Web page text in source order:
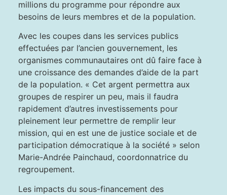
millions du programme pour répondre aux
besoins de leurs membres et de la population.
Avec les coupes dans les services publics
effectuées par l’ancien gouvernement, les
organismes communautaires ont dû faire face à
une croissance des demandes d’aide de la part
de la population. « Cet argent permettra aux
groupes de respirer un peu, mais il faudra
rapidement d’autres investissements pour
pleinement leur permettre de remplir leur
mission, qui en est une de justice sociale et de
participation démocratique à la société » selon
Marie-Andrée Painchaud, coordonnatrice du
regroupement.
Les impacts du sous-financement des